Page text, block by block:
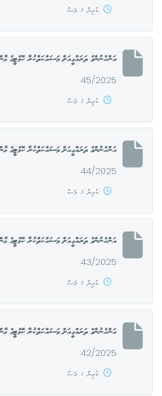
ކުރިން 3 މަސް
އަންހެނުންގެ ތަރައްގީއަށް މަސައްކަތްކުރާ ކޮމެޓީގެ
45/2025
ކުރިން 3 މަސް
އަންހެނުންގެ ތަރައްގީއަށް މަސައްކަތްކުރާ ކޮމެޓީގެ
44/2025
ކުރިން 3 މަސް
އަންހެނުންގެ ތަރައްގީއަށް މަސައްކަތްކުރާ ކޮމެޓީގެ
43/2025
ކުރިން 3 މަސް
އަންހެނުންގެ ތަރައްގީއަށް މަސައްކަތްކުރާ ކޮމެޓީގެ
42/2025
ކުރިން 3 މަސް